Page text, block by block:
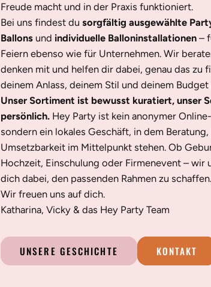
Freude macht und in der Praxis funktioniert.
Bei uns findest du sorgfältig ausgewählte
Ballons und individuelle Balloninstallationen –
Feiern ebenso wie für Unternehmen. Wir
denken mit und helfen dir dabei, genau das zu
deinem Anlass, deinem Stil und deinem Budget
Unser Sortiment ist bewusst kuratiert, unser
persönlich. Hey Party ist kein anonymer
sondern ein lokales Geschäft, in dem
Umsetzbarkeit im Mittelpunkt stehen. Ob
Hochzeit, Einschulung oder Firmenevent – wir
dich dabei, den passenden Rahmen zu schaffen.
Wir freuen uns auf dich.
Katharina, Vicky & das Hey Party Team
UNSERE GESCHICHTE KONTAKT